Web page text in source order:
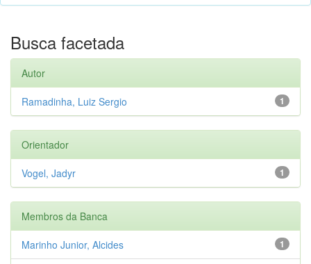
Busca facetada
Autor
1
Ramadinha, Luiz Sergio
Orientador
1
Vogel, Jadyr
Membros da Banca
1
Marinho Junior, Alcides